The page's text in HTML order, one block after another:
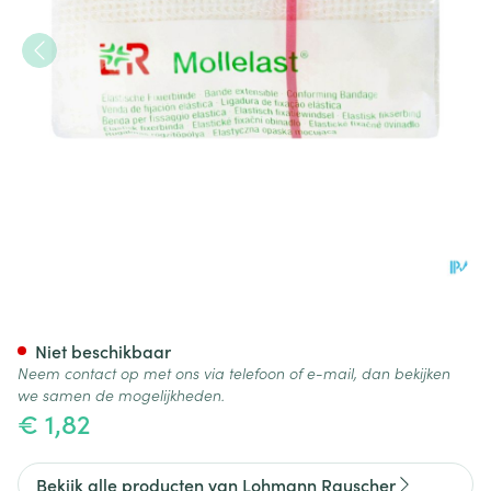
€ 1,82
Niet beschikbaar
Neem contact op met ons via telefoon of e-mail, dan bekijken
we samen de mogelijkheden.
Bekijk alle producten van Lohmann Rauscher